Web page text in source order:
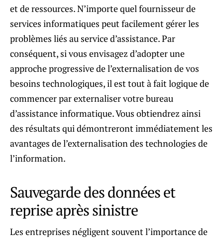
et de ressources. N’importe quel fournisseur de
services informatiques peut facilement gérer les
problèmes liés au service d’assistance. Par
conséquent, si vous envisagez d’adopter une
approche progressive de l’externalisation de vos
besoins technologiques, il est tout à fait logique de
commencer par externaliser votre bureau
d’assistance informatique. Vous obtiendrez ainsi
des résultats qui démontreront immédiatement les
avantages de l’externalisation des technologies de
l’information.
Sauvegarde des données et
reprise après sinistre
Les entreprises négligent souvent l’importance de